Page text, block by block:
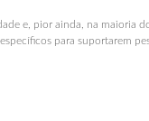
e, pior ainda, na maioria
para suportarem